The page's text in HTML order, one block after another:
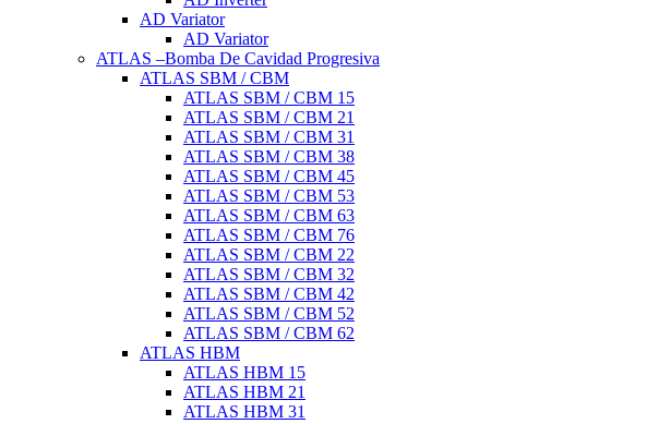
AD Variator
AD Variator
ATLAS –Bomba De Cavidad Progresiva
ATLAS SBM / CBM
ATLAS SBM / CBM 15
ATLAS SBM / CBM 21
ATLAS SBM / CBM 31
ATLAS SBM / CBM 38
ATLAS SBM / CBM 45
ATLAS SBM / CBM 53
ATLAS SBM / CBM 63
ATLAS SBM / CBM 76
ATLAS SBM / CBM 22
ATLAS SBM / CBM 32
ATLAS SBM / CBM 42
ATLAS SBM / CBM 52
ATLAS SBM / CBM 62
ATLAS HBM
ATLAS HBM 15
ATLAS HBM 21
ATLAS HBM 31